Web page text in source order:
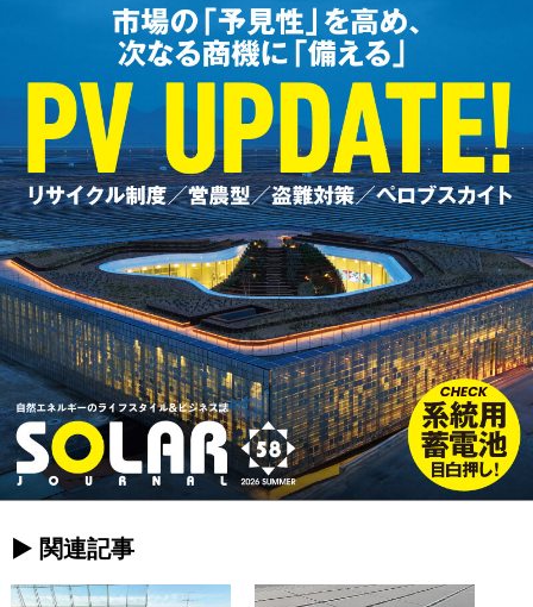
► 関連記事